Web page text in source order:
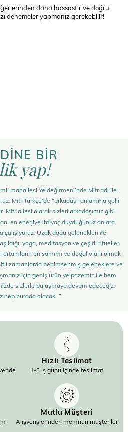
daha hassastır ve doğru
denemeler yapmanız gerekebilir!
BİR
yap!
mahallesi Yeldeğirmeni’nde Mitr adı ile
Mitr Türkçe’de “arkadaş” anlamına gelir
Mitr ailesi olarak sizleri arkadaşımız gibi
en enerjiye ihtiyaç duyduğunuz anlara
çalışıyoruz. Uzak doğu gelenekleri ile
yoga, meditasyon ve çeşitli ritüeller
ortamların en samimi ve doğal olanı olmak
zamanlarda benimsenmiş geleneklere ve
için geniş ürün yelpazemiz ile hem
sizlerle buluşmaya devam edeceğiz.
hep burada olacak…”
Hızlı Teslimat
1-3 iş günü içinde teslimat
Mutlu Müşteri
Alışverişlerinden memnun müşteriler